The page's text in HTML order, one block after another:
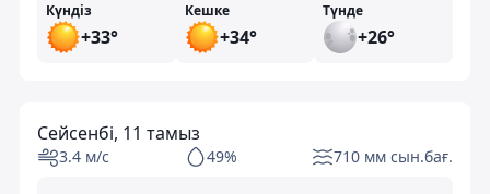
Күндіз
+33°
Кешке
+34°
Түнде
+26°
Сейсенбі, 11 тамыз
3.4 м/с 49% 710 мм сын.бағ.